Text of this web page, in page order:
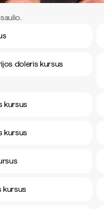
doleris kursus
kursus
kursus
kursus